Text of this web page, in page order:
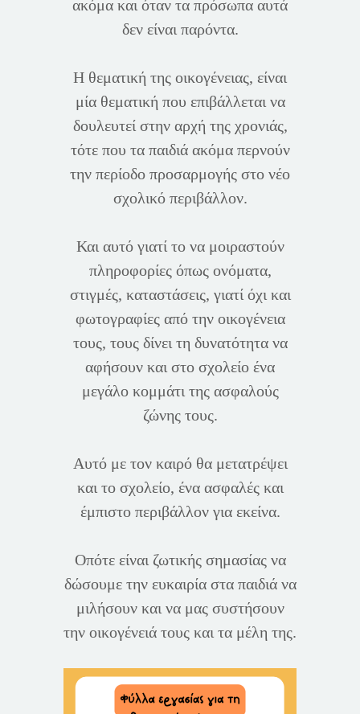
ακόμα και όταν τα πρόσωπα αυτά
δεν είναι παρόντα.
Η θεματική της οικογένειας, είναι
μία θεματική που επιβάλλεται να
δουλευτεί στην αρχή της χρονιάς,
τότε που τα παιδιά ακόμα περνούν
την περίοδο προσαρμογής στο νέο
σχολικό περιβάλλον.
Και αυτό γιατί το να μοιραστούν
πληροφορίες όπως ονόματα,
στιγμές, καταστάσεις, γιατί όχι και
φωτογραφίες από την οικογένεια
τους, τους δίνει τη δυνατότητα να
αφήσουν και στο σχολείο ένα
μεγάλο κομμάτι της ασφαλούς
ζώνης τους.
Αυτό με τον καιρό θα μετατρέψει
και το σχολείο, ένα ασφαλές και
έμπιστο περιβάλλον για εκείνα.
Οπότε είναι ζωτικής σημασίας να
δώσουμε την ευκαιρία στα παιδιά να
μιλήσουν και να μας συστήσουν
την οικογένειά τους και τα μέλη της.